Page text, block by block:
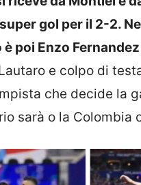
gol per il 2-2.
poi Enzo
e colpo di
che decide la
sarà o la Colombia